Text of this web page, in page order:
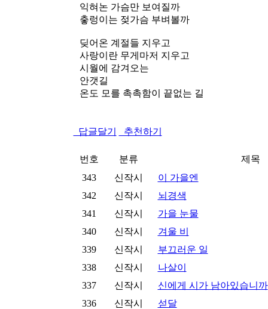
익혀논 가슴만 보여질까
춯렁이는 젖가슴 부벼볼까
딪어온 계절들 지우고
사랑이란 무게마저 지우고
시월에 감겨오는
안갯길
온도 모를 촉촉함이 끝없는 길
답글달기 추천하기
번호 분류
제목
343
신작시
이 가을엔
342
신작시
뇌경색
341
신작시
가을 눈물
340
신작시
겨울 비
339
신작시
부끄러운 일
338
신작시
나살이
337
신작시
신에게 시가 남아있습니까
336
신작시
섣달